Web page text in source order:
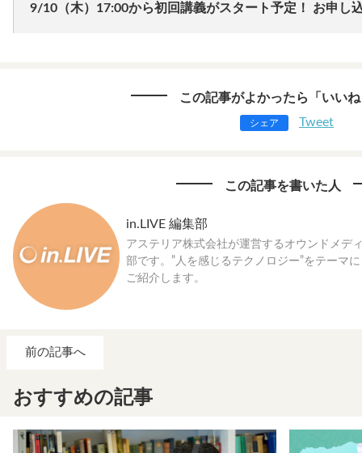
9/10（木）17:00から初回講義がスタート予定！ お申し
この記事がよかったら「いい
シェア Tweet
この記事を書いた人
in.LIVE 編集部
アステリア株式会社が運営するオウンドメデ
部です。”人を感じるテクノロジー”をテーマ
ご紹介します。
前の記事へ
おすすめの記事